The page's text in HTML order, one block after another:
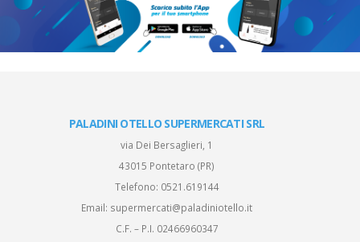
PALADINI OTELLO SUPERMERCATI SRL
via Dei Bersaglieri, 1
43015 Pontetaro (PR)
Telefono: 0521.619144
Email: supermercati@paladiniotello.it
C.F. – P.I. 02466960347